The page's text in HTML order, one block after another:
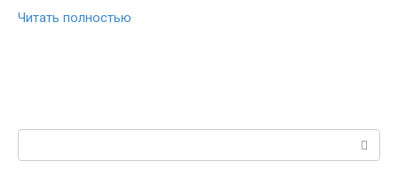
Читать полностью
Поиск: